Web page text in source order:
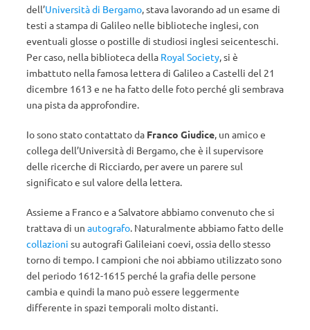
dell’Università di Bergamo, stava lavorando ad un esame di
testi a stampa di Galileo nelle biblioteche inglesi, con
eventuali glosse o postille di studiosi inglesi seicenteschi.
Per caso, nella biblioteca della Royal Society, si è
imbattuto nella famosa lettera di Galileo a Castelli del 21
dicembre 1613 e ne ha fatto delle foto perché gli sembrava
una pista da approfondire.
Io sono stato contattato da Franco Giudice, un amico e
collega dell’Università di Bergamo, che è il supervisore
delle ricerche di Ricciardo, per avere un parere sul
significato e sul valore della lettera.
Assieme a Franco e a Salvatore abbiamo convenuto che si
trattava di un autografo. Naturalmente abbiamo fatto delle
collazioni su autografi Galileiani coevi, ossia dello stesso
torno di tempo. I campioni che noi abbiamo utilizzato sono
del periodo 1612-1615 perché la grafia delle persone
cambia e quindi la mano può essere leggermente
differente in spazi temporali molto distanti.